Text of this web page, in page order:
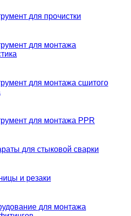
для прочистки
для монтажа
для монтажа сшитого
для монтажа PPR
для стыковой сварки
и резаки
для монтажа